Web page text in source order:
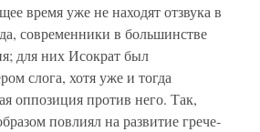
время уже не находят отзвука в
современники в большинстве
для них Исократ был
слога, хотя уже и тогда
оппозиция против него. Так,
повлиял на развитие грече­